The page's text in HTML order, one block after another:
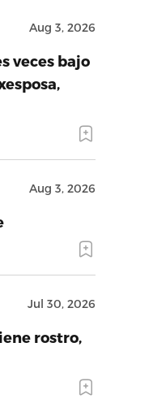
Aug 3, 2026
veces bajo
Aug 3, 2026
Jul 30, 2026
rostro,